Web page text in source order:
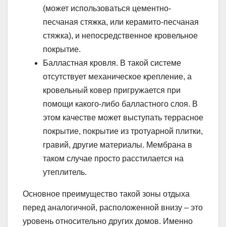
(может использоваться цементно-
песчаная стяжка, или керамито-песчаная
стяжка), и непосредственное кровельное
покрытие.
Балластная кровля. В такой системе
отсутствует механическое крепление, а
кровельный ковер пригружается при
помощи какого-либо балластного слоя. В
этом качестве может выступать террасное
покрытие, покрытие из тротуарной плитки,
гравий, другие материалы. Мембрана в
таком случае просто расстилается на
утеплитель.
Основное преимущество такой зоны отдыха
перед аналогичной, расположенной внизу – это
уровень относительно других домов. Именно